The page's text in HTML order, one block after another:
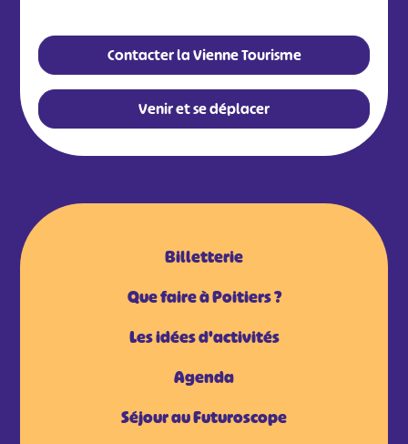
Contacter la Vienne Tourisme
Venir et se déplacer
Billetterie
Que faire à Poitiers ?
Les idées d'activités
Agenda
Séjour au Futuroscope